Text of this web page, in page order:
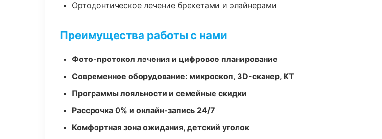
Ортодонтическое лечение брекетами и элайнерами
Преимущества работы с нами
Фото-протокол лечения и цифровое планирование
Современное оборудование: микроскоп, 3D-сканер, КТ
Программы лояльности и семейные скидки
Рассрочка 0% и онлайн-запись 24/7
Комфортная зона ожидания, детский уголок